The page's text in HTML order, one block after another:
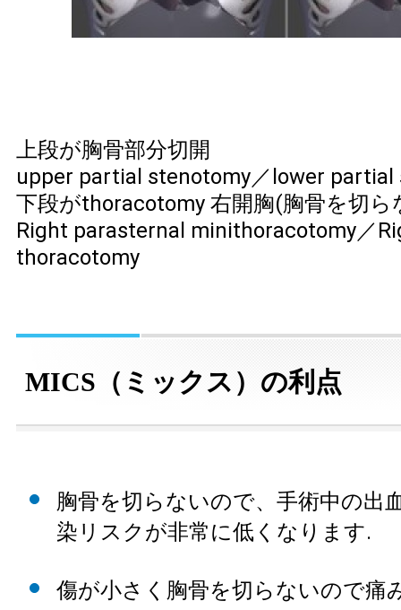
上段が胸骨部分切開
upper partial stenotomy／lower partial
下段がthoracotomy 右開胸(胸骨を切ら
Right parasternal minithoracotomy／
thoracotomy
MICS（ミックス）の利点
胸骨を切らないので、手術中の出
染リスクが非常に低くなります.
傷が小さく胸骨を切らないので痛